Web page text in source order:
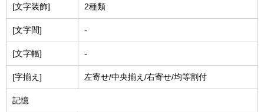
[文字装飾] 2種類
[文字間] -
[文字幅] -
[字揃え] 左寄せ/中央揃え/右寄せ/均等割付
記憶